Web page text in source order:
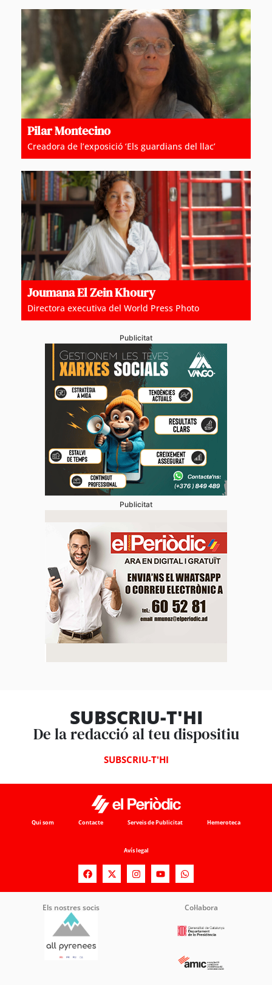
Pilar Montecino
Creadora de l’exposició ‘Els guardians del llac’
Joumana El Zein Khoury
Directora executiva del World Press Photo
Publicitat
Publicitat
SUBSCRIU-T'HI
De la redacció al teu dispositiu
SUBSCRIU-T'HI
Qui som Contacte Serveis de Publicitat Hemeroteca
Avís legal
Els nostres socis Col·labora